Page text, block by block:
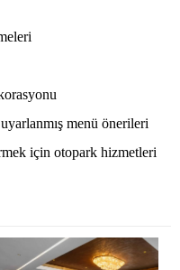
menü önerileri
için otopark hizmetleri